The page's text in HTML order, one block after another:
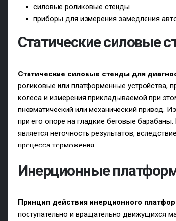
силовые роликовые стенды
приборы для измерения замедления
Статические силовые
Статические силовые стенды для
роликовые или платформенные устройства,
колеса и измерения прикладываемой при
пневматический или механический привод.
при его опоре на гладкие беговые
является неточность результатов,
процесса торможения.
Инерционные
Принцип действия инерционного
поступательно и вращательно движущихся